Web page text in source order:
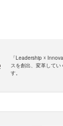
「Leadership ☓
スを創出、変革して
す。